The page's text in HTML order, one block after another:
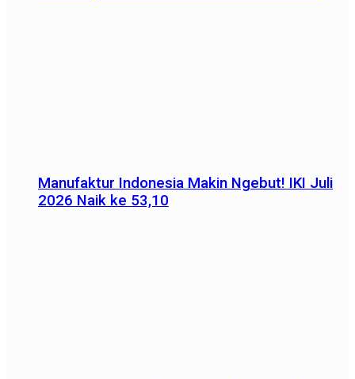
Manufaktur Indonesia Makin Ngebut! IKI Juli
2026 Naik ke 53,10